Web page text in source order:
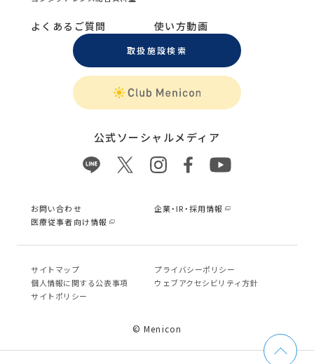
よくあるご質問 使い方動画
取扱施設検索
公式ソーシャルメディア
お問い合わせ
企業・IR・採用情報
医療従事者向け情報
サイトマップ
プライバシーポリシー
個⼈情報に関する公表事項
ウェブアクセシビリティ方針
サイトポリシー
© Menicon